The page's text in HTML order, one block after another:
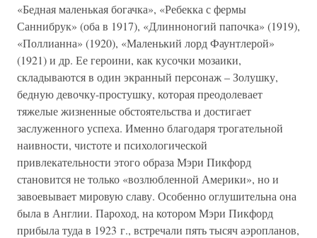
«Бедная маленькая богачка», «Ребекка с фермы
Саннибрук» (оба в 1917), «Длинноногий папочка» (1919),
«Поллианна» (1920), «Маленький лорд Фаунтлерой»
(1921) и др. Ее героини, как кусочки мозаики,
складываются в один экранный персонаж – Золушку,
бедную девочку-простушку, которая преодолевает
тяжелые жизненные обстоятельства и достигает
заслуженного успеха. Именно благодаря трогательной
наивности, чистоте и психологической
привлекательности этого образа Мэри Пикфорд
становится не только «возлюбленной Америки», но и
завоевывает мировую славу. Особенно оглушительна она
была в Англии. Пароход, на котором Мэри Пикфорд
прибыла туда в 1923 г., встречали пять тысяч аэропланов,